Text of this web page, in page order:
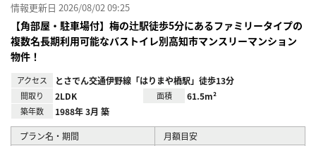
情報更新日 2026/08/02 09:25
【角部屋・駐車場付】梅の辻駅徒歩5分にあるファミリータイプの
複数名長期利用可能なバストイレ別高知市マンスリーマンション
物件！
アクセス とさでん交通伊野線「はりまや橋駅」徒歩13分
間取り 2LDK 面積 61.5m²
築年数 1988年 3月 築
プラン名・期間 月額目安